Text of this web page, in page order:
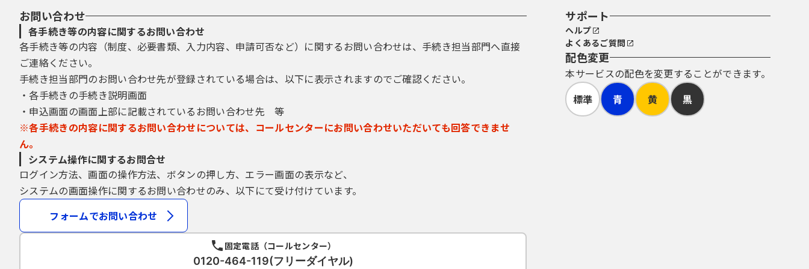
お問い合わせ
各手続き等の内容に関するお問い合わせ
各手続き等の内容（制度、必要書類、入力内容、申請可否など）に関するお問い合わせは、手続き担当部門へ直接
ご連絡ください。
手続き担当部門のお問い合わせ先が登録されている場合は、以下に表示されますのでご確認ください。
・各手続きの手続き説明画面
・申込画面の画面上部に記載されているお問い合わせ先 等
※各手続きの内容に関するお問い合わせについては、コールセンターにお問い合わせいただいても回答できませ
ん。
システム操作に関するお問合せ
ログイン方法、画面の操作方法、ボタンの押し方、エラー画面の表示など、
システムの画面操作に関するお問い合わせのみ、以下にて受け付けています。
フォームでお問い合わせ
固定電話（コールセンター）
0120-464-119(フリーダイヤル)
サポート
ヘルプ
よくあるご質問
配色変更
本サービスの配色を変更することができます。
標準
青 黄 黒